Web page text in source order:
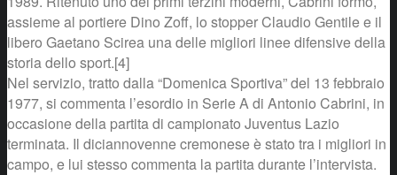
assieme al portiere Dino Zoff, lo stopper Claudio Gentile e il
libero Gaetano Scirea una delle migliori linee difensive della
storia dello sport.[4]
Nel servizio, tratto dalla “Domenica Sportiva” del 13 febbraio
1977, si commenta l’esordio in Serie A di Antonio Cabrini, in
occasione della partita di campionato Juventus Lazio
terminata. Il diciannovenne cremonese è stato tra i migliori in
campo, e lui stesso commenta la partita durante l’intervista.